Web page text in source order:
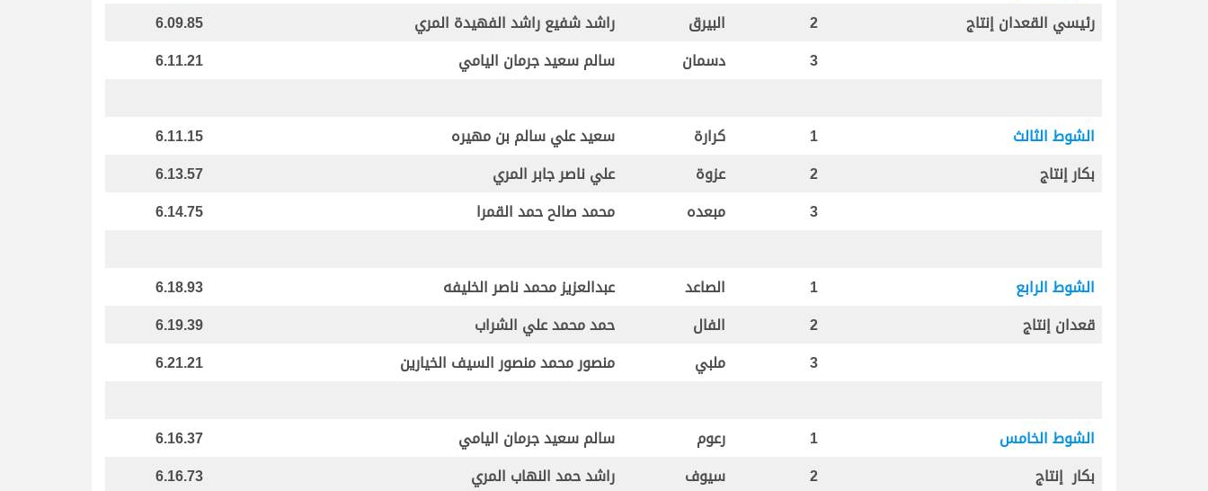
رئيسي القعدان إنتاج
2 البيرق راشد شفيع راشد الفهيدة المري
6.09.85
3
دسمان سالم سعيد جرمان اليامي 6.11.21
الشوط الثالث 1 كرارة سعيد علي سالم بن مهيره
6.11.15
بكار إنتاج
2 عزوة علي ناصر جابر المري
6.13.57
3
مبعده محمد صالح حمد القمرا 6.14.75
الشوط الرابع 1 الصاعد عبدالعزيز محمد ناصر الخليفه
6.18.93
قعدان إنتاج
2 الفال حمد محمد علي الشراب
6.19.39
3
ملبي منصور محمد منصور السيف الخيارين 6.21.21
الشوط الخامس 1 رعوم سالم سعيد جرمان اليامي
6.16.37
بكار إنتاج
2 سيوف راشد حمد النهاب المري
6.16.73